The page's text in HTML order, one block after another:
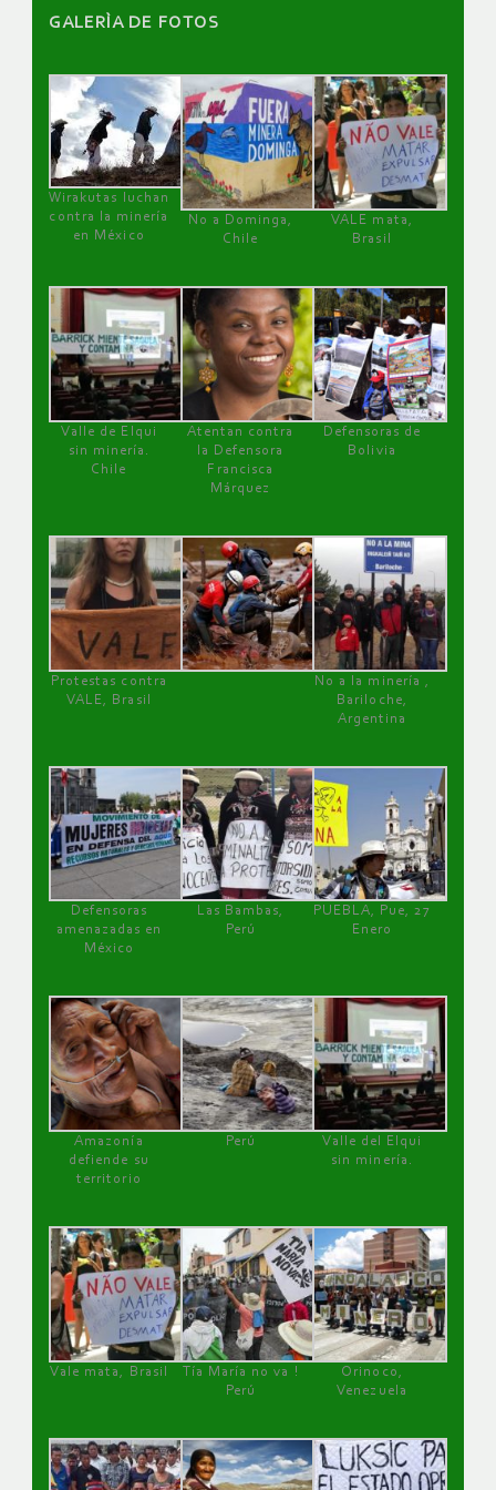
GALERÌA DE FOTOS
Wirakutas luchan
contra la minería
en México
No a Dominga,
Chile
VALE mata,
Brasil
Valle de Elqui
sin minería.
Chile
Atentan contra
la Defensora
Francisca
Márquez
Defensoras de
Bolivia
Protestas contra
VALE, Brasil
No a la minería ,
Bariloche,
Argentina
Defensoras
amenazadas en
México
Las Bambas,
Perú
PUEBLA, Pue, 27
Enero
Amazonía
defiende su
territorio
Perú
Valle del Elqui
sin minería.
Vale mata, Brasil
Tía María no va !
Perú
Orinoco,
Venezuela